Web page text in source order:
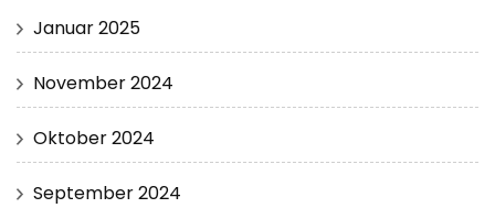
Januar 2025
November 2024
Oktober 2024
September 2024